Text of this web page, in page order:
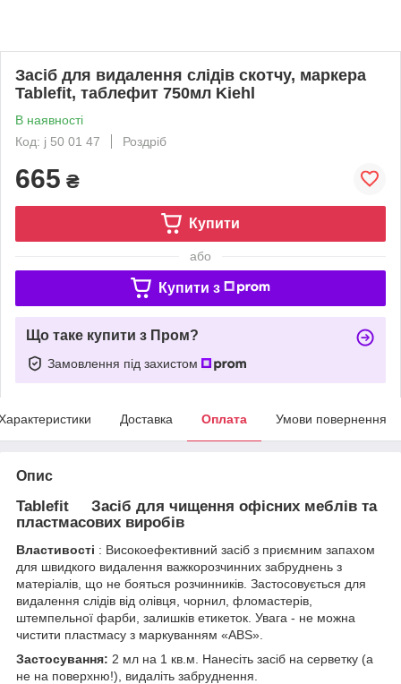
Засіб для видалення слідів скотчу, маркера
Tablefit, таблефит 750мл Kiehl
В наявності
Код: j 50 01 47
Роздріб
665 ₴
Купити
або
Купити з
Що таке купити з Пром?
Замовлення під захистом
Доставка Оплата Умови повернення
Опис
Tablefit Засіб для чищення офісних меблів та
пластмасових виробів
Властивості : Високоефективний засіб з приємним запахом
для швидкого видалення важкорозчинних забруднень з
матеріалів, що не бояться розчинників. Застосовується для
видалення слідів від олівця, чорнил, фломастерів,
штемпельної фарби, залишків етикеток. Увага - не можна
чистити пластмасу з маркуванням «ABS».
Застосування: 2 мл на 1 кв.м. Нанесіть засіб на серветку (а
не на поверхню!), видаліть забруднення.